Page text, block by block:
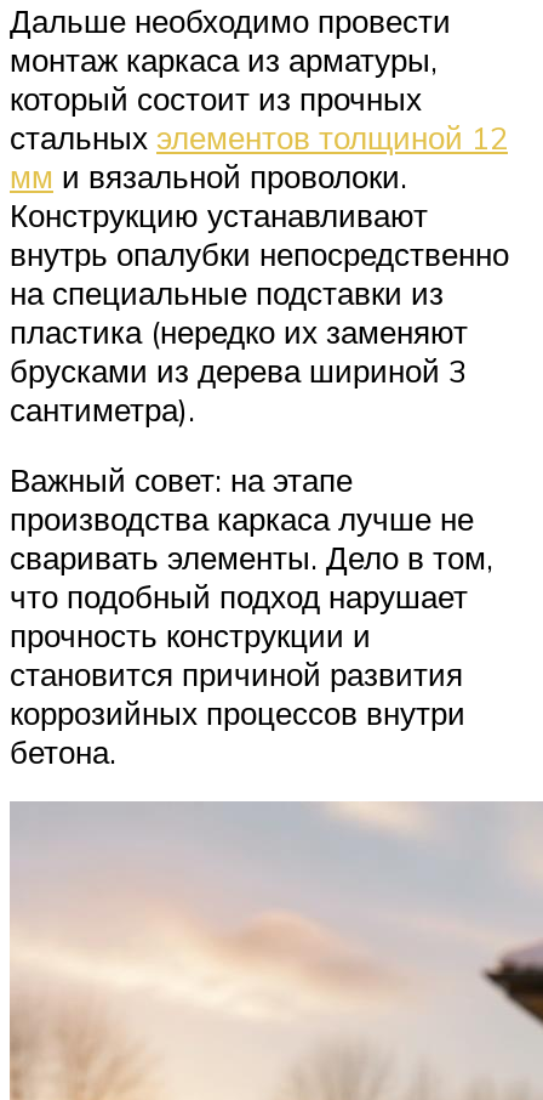
Дальше необходимо провести
монтаж каркаса из арматуры,
который состоит из прочных
стальных элементов толщиной 12
мм и вязальной проволоки.
Конструкцию устанавливают
внутрь опалубки непосредственно
на специальные подставки из
пластика (нередко их заменяют
брусками из дерева шириной 3
сантиметра).
Важный совет: на этапе
производства каркаса лучше не
сваривать элементы. Дело в том,
что подобный подход нарушает
прочность конструкции и
становится причиной развития
коррозийных процессов внутри
бетона.